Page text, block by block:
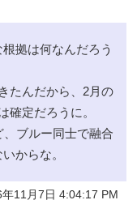
拠は何なんだろう
たんだから、2月の
確定だろうに。
ブルー同士で融合
からな。
年11月7日 4:04:17 PM